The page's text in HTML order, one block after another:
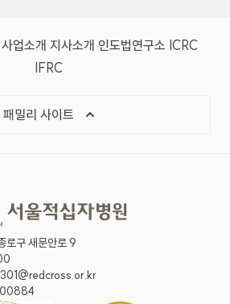
(새 창)
사업소개 (새 창)
지사소개 (새 창)
인도법연구소 (새 창)
ICRC(국제
IFRC(국제적십자사연맹, 새 창)
패밀리 사이트 목록 열기
십자병원
로구 새문안로 9